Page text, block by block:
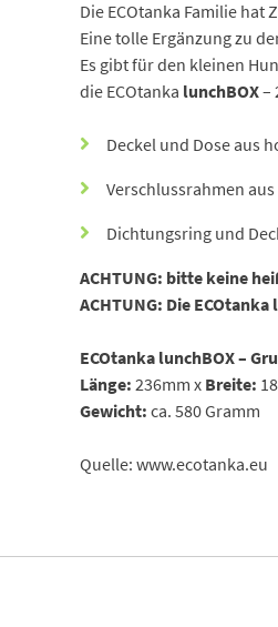
Die ECOtanka Familie
Eine tolle Ergänzung zu
Es gibt für den kleinen
die ECOtanka lunchBOX–
Deckel und Dose aus
Verschlussrahmen
Dichtungsring und
ACHTUNG: bitte keine
ACHTUNG: Die
ECOtanka lunchBOX –
Länge: 236mm x Breite:
Gewicht: ca. 580 Gramm
Quelle: www.ecotanka.eu